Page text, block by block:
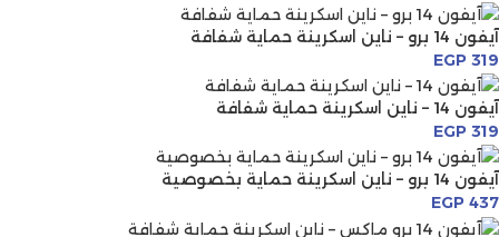
آيفون 14 برو – ناين اسكرينة حماية شفافة
EGP 319
آيفون 14 – ناين اسكرينة حماية شفافة
EGP 319
آيفون 14 برو – ناين اسكرينة حماية بخصوصية
EGP 437